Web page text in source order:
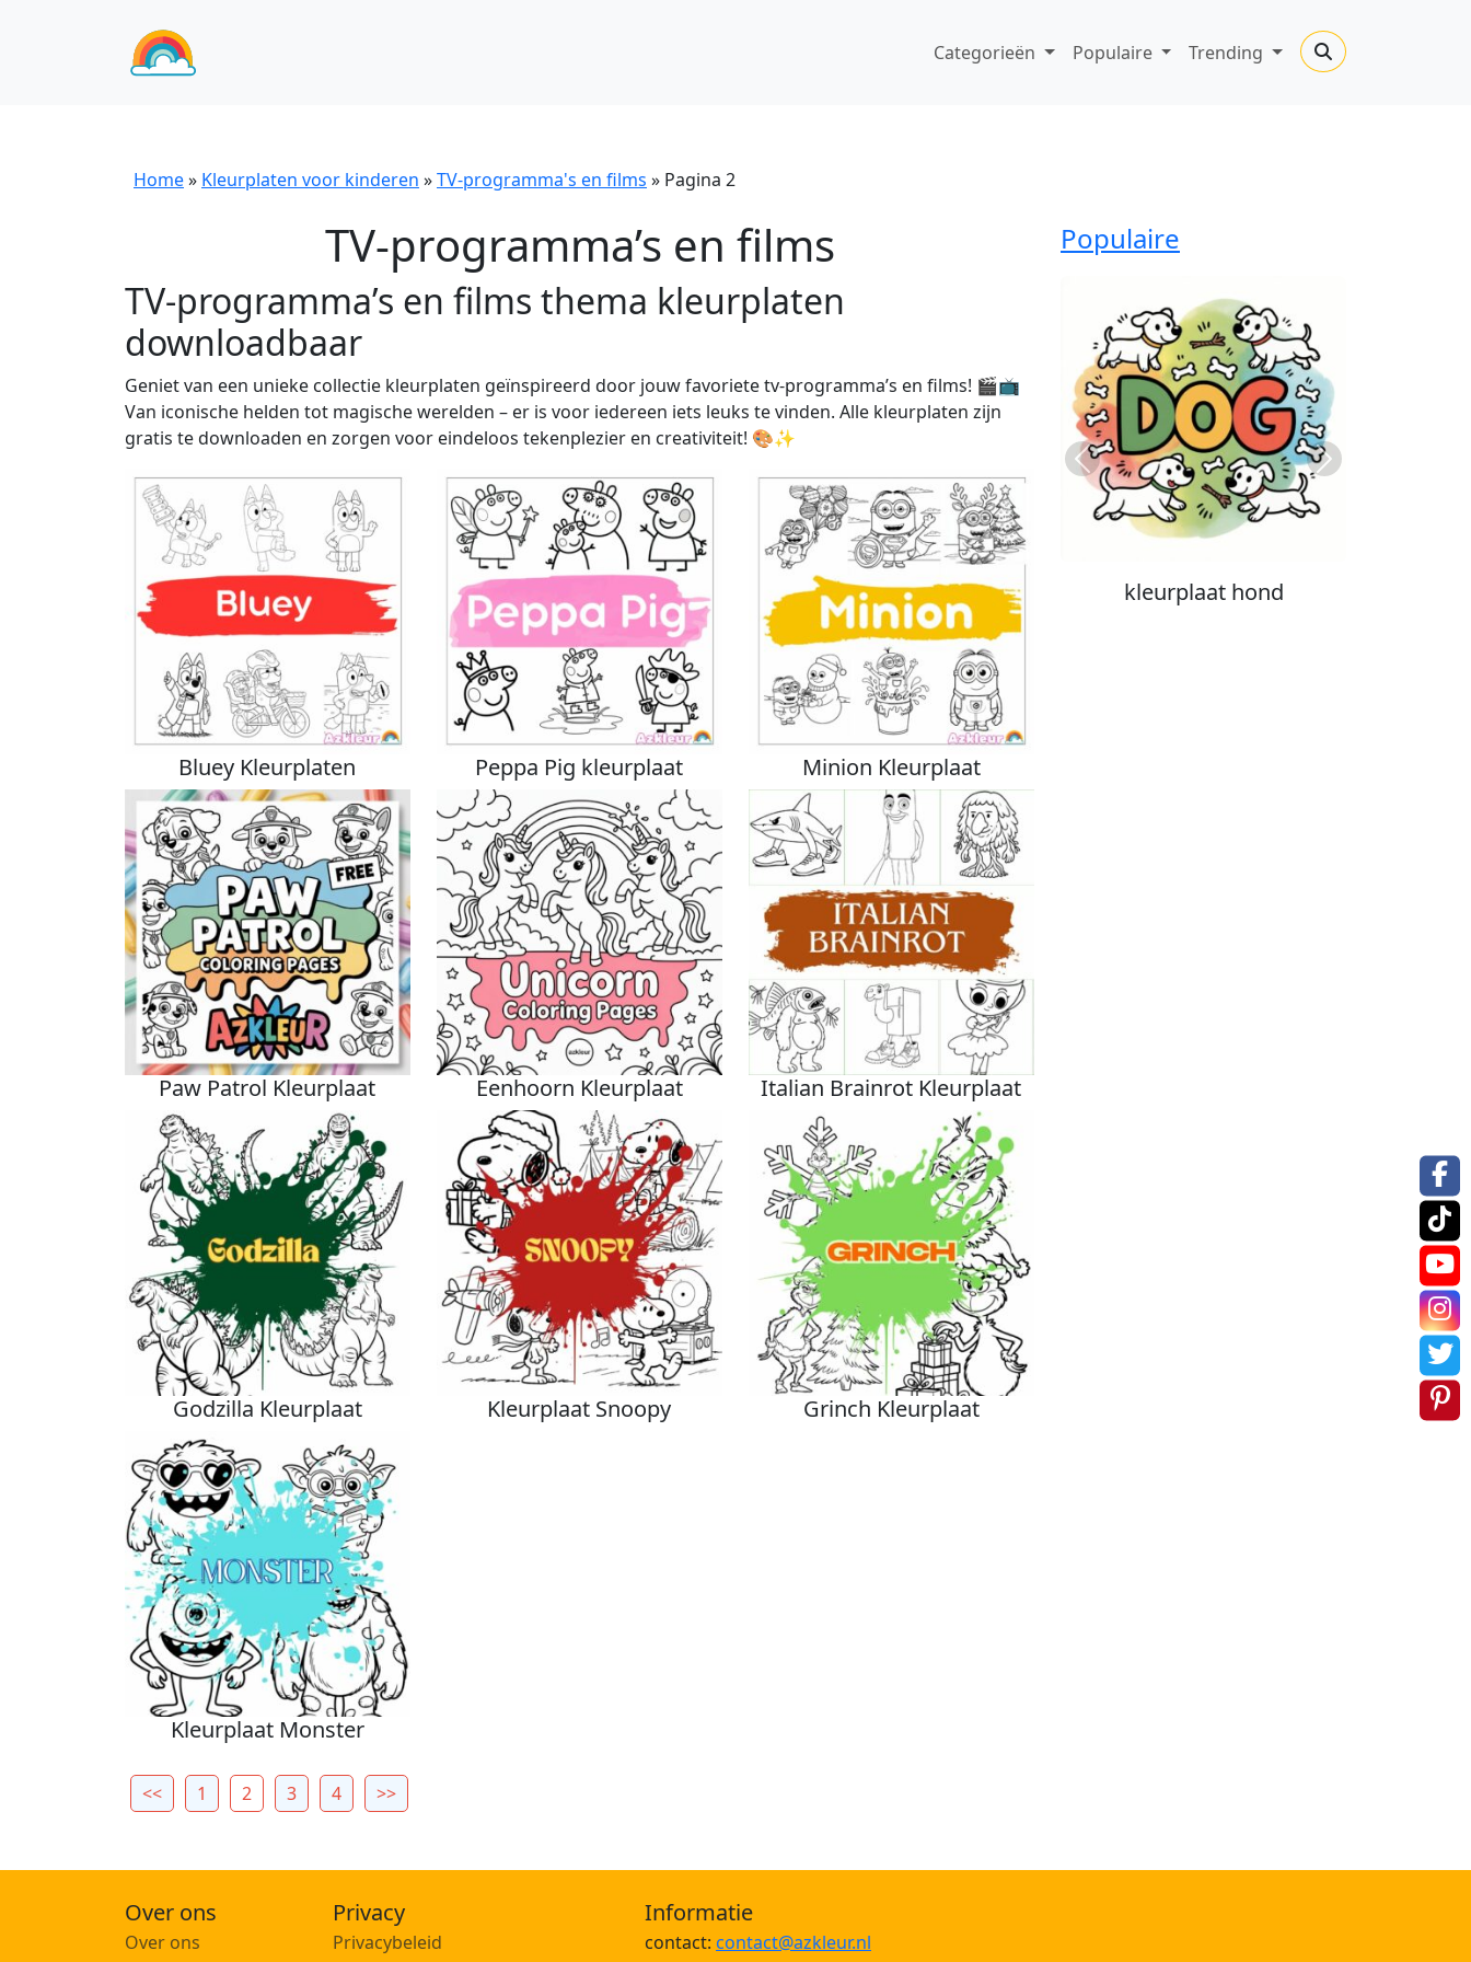
Categorieën Populaire Trending
Home» Kleurplaten voor kinderen »TV-programma's en films » Pagina 2
TV-programma’s en films
TV-programma’s en films thema kleurplaten
downloadbaar
Geniet van een unieke collectie kleurplaten geïnspireerd door jouw favoriete tv-programma’s en films! 🎬📺
Van iconische helden tot magische werelden – er is voor iedereen iets leuks te vinden. Alle kleurplaten zijn
gratis te downloaden en zorgen voor eindeloos tekenplezier en creativiteit! 🎨✨
Bluey Kleurplaten Peppa Pig kleurplaat Minion Kleurplaat
Paw Patrol Kleurplaat Eenhoorn Kleurplaat Italian Brainrot Kleurplaat
Godzilla Kleurplaat Kleurplaat Snoopy Grinch Kleurplaat
Kleurplaat Monster
<< 1 2 3 4 >>
Populaire
kleurplaat hond
Previous Next
Over ons
Over ons
Privacy
Privacybeleid
Informatie
contact: contact@azkleur.nl